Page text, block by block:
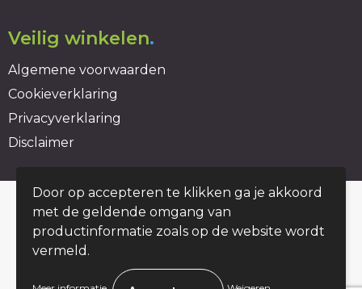
Veilig winkelen.
Algemene voorwaarden
Cookieverklaring
Privacyverklaring
Disclaimer
© Copyright duurzaambedrukt.nl 2026
Door op accepteren te klikken ga je akkoord
met de geldende omgang van
productinformatie zoals op de website wordt
vermeld.